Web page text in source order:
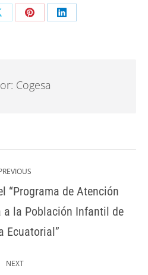
Share Share
Cogesa
Previous
post:
“Programa de Atención
a la Población Infantil de
Ecuatorial”
NEXT